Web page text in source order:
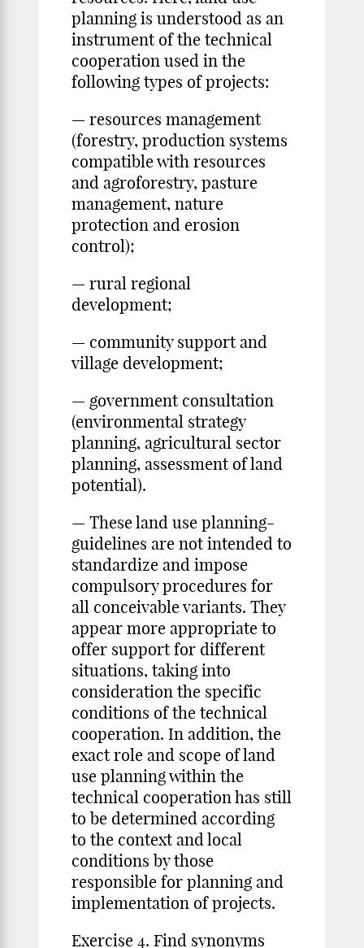
planning is understood as an
instrument of the tech­nical
cooperation used in the
following types of projects:
— resources management
(forestry, production systems
compatible with resources
and agroforestry, pasture
management, nature
protection and erosion
control);
— rural regional
development;
— community support and
village development;
— government consultation
(environmental strategy
planning, agri­cultural sector
planning, assessment of land
potential).
— These land use planning-
guidelines are not intended to
standardize and impose
compulsory procedures for
all conceivable variants. They
appear more appropriate to
offer support for different
situations, taking into
consideration the specific
conditions of the technical
cooperation. In addition, the
exact role and scope of land
use planning within the
technical cooperation has still
to be determined according
to the con­text and local
conditions by those
responsible for planning and
imple­mentation of projects.
Exercise 4. Find synonyms